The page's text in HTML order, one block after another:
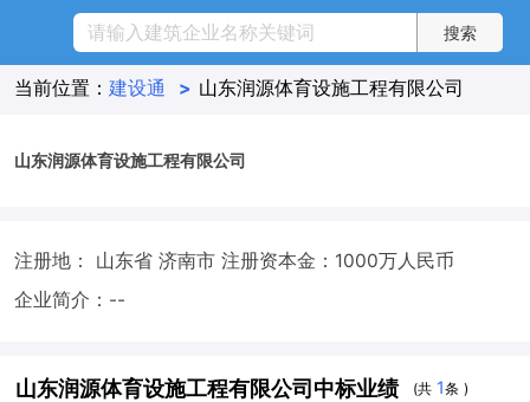
当前位置： 建设通 > 山东润源体育设施工程有限公司
山东润源体育设施工程有限公司
注册地： 山东省 济南市 注册资本金：1000万人民币
企业简介：--
山东润源体育设施工程有限公司中标业绩 (共 1条 )